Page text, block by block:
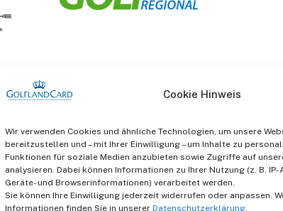
Cookie Hinweis
Wir verwenden Cookies und ähnliche Technologien, um unsere
bereitzustellen und – mit Ihrer Einwilligung – um Inhalte zu
Funktionen für soziale Medien anzubieten sowie Zugriffe auf
analysieren. Dabei können Informationen zu Ihrer Nutzung (z. B. IP-
Geräte- und Browserinformationen) verarbeitet werden.
Sie können Ihre Einwilligung jederzeit widerrufen oder anpassen.
Informationen finden Sie in unserer Datenschutzerklärung.